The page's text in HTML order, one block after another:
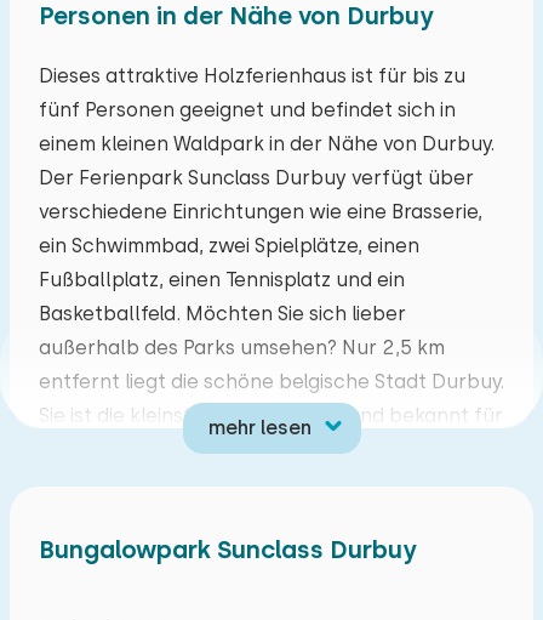
Personen in der Nähe von Durbuy
Dieses attraktive Holzferienhaus ist für bis zu
fünf Personen geeignet und befindet sich in
einem kleinen Waldpark in der Nähe von Durbuy.
Der Ferienpark Sunclass Durbuy verfügt über
verschiedene Einrichtungen wie eine Brasserie,
ein Schwimmbad, zwei Spielplätze, einen
Fußballplatz, einen Tennisplatz und ein
Basketballfeld. Möchten Sie sich lieber
außerhalb des Parks umsehen? Nur 2,5 km
entfernt liegt die schöne belgische Stadt Durbuy.
Sie ist die kleinste Stadt Belgiens und bekannt für
ihre schönen Brasserien und Restaurants. In der
Umgebung gibt es viele Wanderwege, Radwege
Durbuy ist der ideale Ort für lustige und
mehr lesen
August 2026
Mo Di Mi Do Fr Sa
27 28 29 30 31 01 02
03 04 05 06 07 08
10 11 12 13 14 15
17 18 19 20 21 22 23
Bungalowpark Sunclass Durbuy